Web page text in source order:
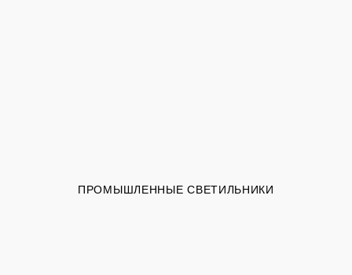
ПРОМЫШЛЕННЫЕ СВЕТИЛЬНИКИ